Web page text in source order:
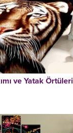
ve Yatak Örtüleri